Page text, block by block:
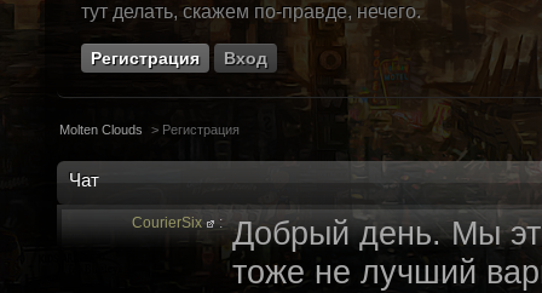
тут делать, скажем по-правде, нечего.
Регистрация Вход
Molten Clouds > Регистрация
Чат
CourierSix : Добрый день. Мы
тоже не лучший